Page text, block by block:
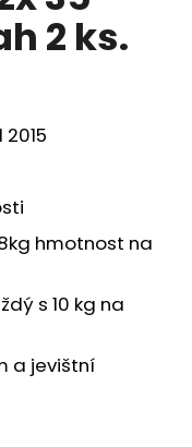
2 ks.
hmotnost na
s 10 kg na
a jevištní